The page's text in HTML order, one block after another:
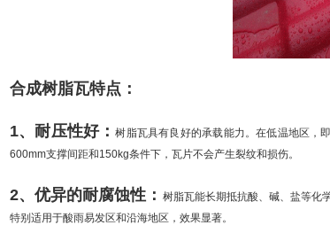
合成树脂瓦特点：
1、耐压性好：树脂瓦具有良好的承载能力。在低温地区，
600mm支撑间距和150kg条件下，瓦片不会产生裂纹和损伤。
2、优异的耐腐蚀性： 树脂瓦能长期抵抗酸、碱、盐等化
特别适用于酸雨易发区和沿海地区，效果显著。